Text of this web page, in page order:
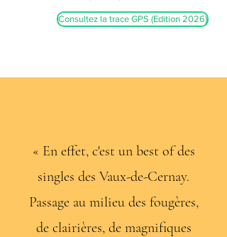
Consultez la trace GPS (Edition 2026)
« En effet, c'est un best of des
singles des Vaux-de-Cernay.
Passage au milieu des fougères,
de clairières, de magnifiques